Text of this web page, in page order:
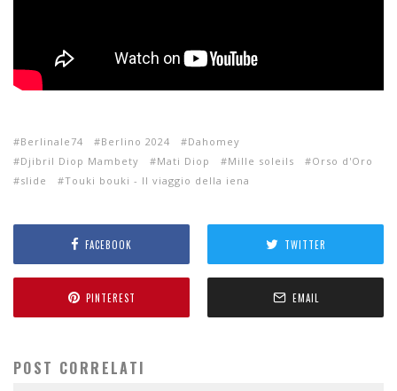
Berlinale74 Berlino 2024
Dahomey
Djibril Diop Mambety
Mati Diop Mille soleils
Orso d'Oro
slide
Touki bouki - Il viaggio della iena
FACEBOOK TWITTER
PINTEREST EMAIL
POST CORRELATI